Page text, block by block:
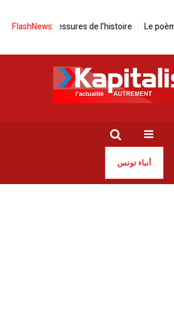
FlashNews:
les blessures de l’histoire Le poème du
أنباء تونس